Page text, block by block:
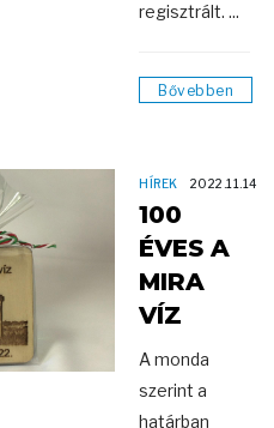
regisztrált. ...
Bővebben
HÍREK 2022.11.14
100
ÉVES A
MIRA
VÍZ
A monda
szerint a
határban